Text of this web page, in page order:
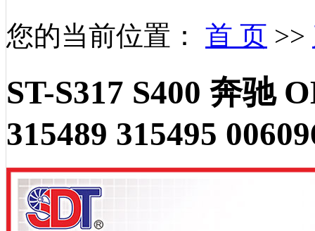
您的当前位置： 首 页 >>
ST-S317 S400 奔驰
315489 315495